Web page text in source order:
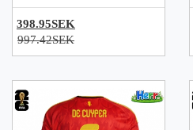
398.95SEK
997.42SEK